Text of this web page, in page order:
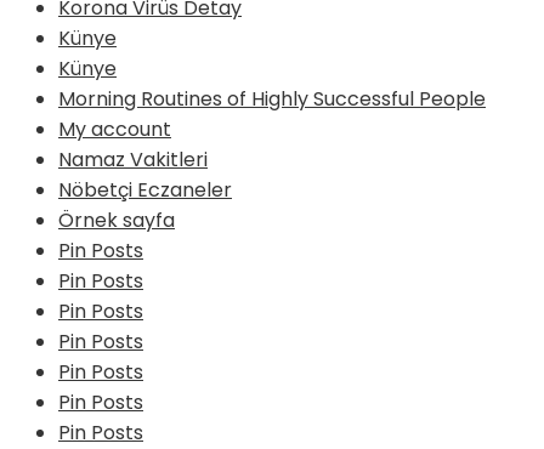
Korona Virüs Detay
Künye
Künye
Morning Routines of Highly Successful People
My account
Namaz Vakitleri
Nöbetçi Eczaneler
Örnek sayfa
Pin Posts
Pin Posts
Pin Posts
Pin Posts
Pin Posts
Pin Posts
Pin Posts